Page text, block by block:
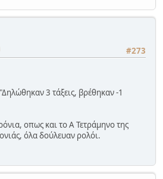
#273
3 τάξεις, βρέθηκαν -1
οπως και το Α Τετράμηνο της
όλα δούλευαν ρολόι.